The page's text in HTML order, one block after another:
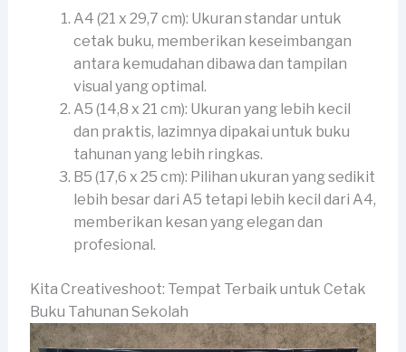
A4 (21 x 29,7 cm): Ukuran standar untuk
cetak buku, memberikan keseimbangan
antara kemudahan dibawa dan tampilan
visual yang optimal.
A5 (14,8 x 21 cm): Ukuran yang lebih kecil
dan praktis, lazimnya dipakai untuk buku
tahunan yang lebih ringkas.
B5 (17,6 x 25 cm): Pilihan ukuran yang sedikit
lebih besar dari A5 tetapi lebih kecil dari A4,
memberikan kesan yang elegan dan
profesional.
Kita Creativeshoot: Tempat Terbaik untuk Cetak
Buku Tahunan Sekolah